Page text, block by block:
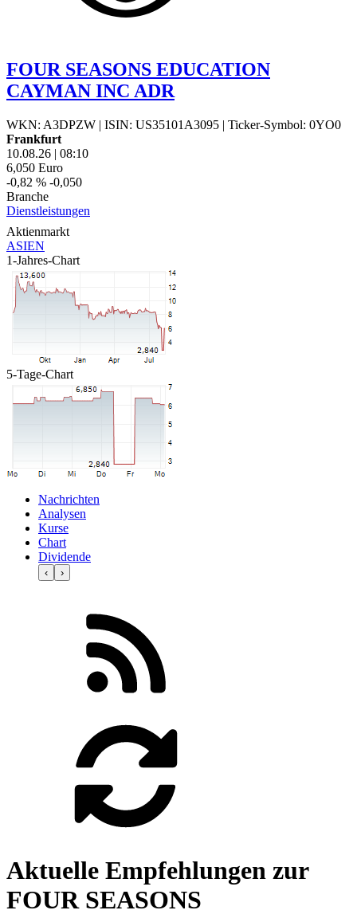
FOUR SEASONS EDUCATION
CAYMAN INC ADR
WKN: A3DPZW | ISIN: US35101A3095 | Ticker-Symbol: 0YO0
Frankfurt
10.08.26 | 08:10
6,050 Euro
-0,82 % -0,050
Branche
Dienstleistungen
Aktienmarkt
ASIEN
1-Jahres-Chart
5-Tage-Chart
Nachrichten
Analysen
Kurse
Chart
Dividende
‹ ›
Aktuelle Empfehlungen zur
FOUR SEASONS